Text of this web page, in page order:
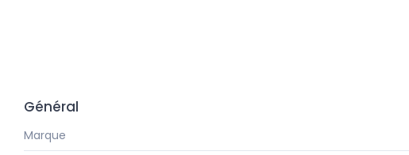
Général
Marque